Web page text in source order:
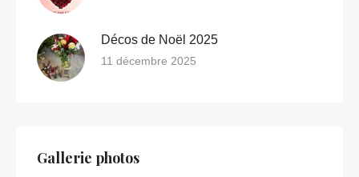
Décos de Noël 2025
11 décembre 2025
Gallerie photos